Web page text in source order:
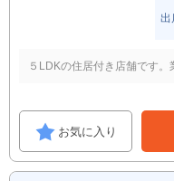
出
５LDKの住居付き店舗です。
お気に入り